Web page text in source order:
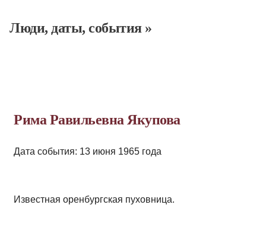
Люди, даты, cобытия»
Рима Равильевна Якупова
Дата события: 13 июня 1965 года
Известная оренбургская пуховница.